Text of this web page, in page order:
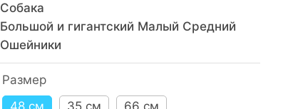
Собака
Большой и гигантский Малый Средний
Ошейники
Размер
48 см
35 см 66 см